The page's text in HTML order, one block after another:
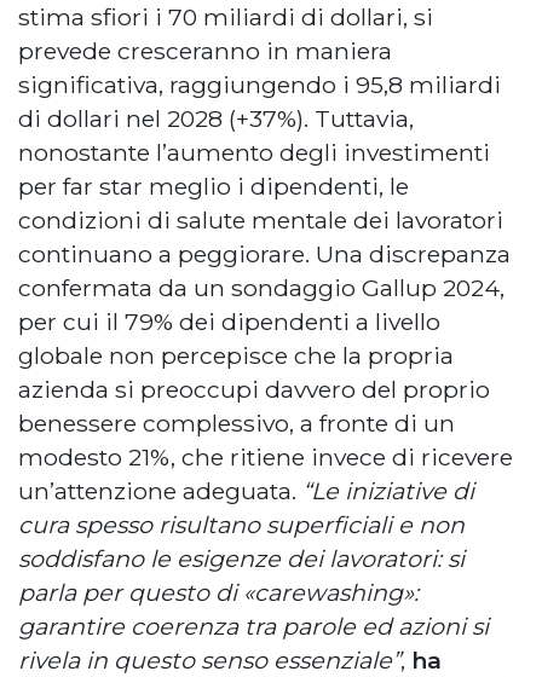
stima sfiori i 70 miliardi di dollari, si
prevede cresceranno in maniera
significativa, raggiungendo i 95,8 miliardi
di dollari nel 2028 (+37%). Tuttavia,
nonostante l’aumento degli investimenti
per far star meglio i dipendenti, le
condizioni di salute mentale dei lavoratori
continuano a peggiorare. Una discrepanza
confermata da un sondaggio Gallup 2024,
per cui il 79% dei dipendenti a livello
globale non percepisce che la propria
azienda si preoccupi davvero del proprio
benessere complessivo, a fronte di un
modesto 21%, che ritiene invece di ricevere
un’attenzione adeguata. “Le iniziative di
cura spesso risultano superficiali e non
soddisfano le esigenze dei lavoratori: si
parla per questo di «carewashing»:
garantire coerenza tra parole ed azioni si
rivela in questo senso essenziale”, ha